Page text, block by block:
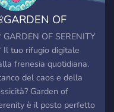
staff sempre
╰︰😎 E soprattutto
sacco di bella gente che
se la tira Unisciti, fatti
chiacchiere, gioca,
✧ Ti aspettiamo ✧
OF
GARDEN OF SERENITY
Il tuo rifugio digitale
frenesia quotidiana.
del caos e della
Garden of
è il posto perfetto